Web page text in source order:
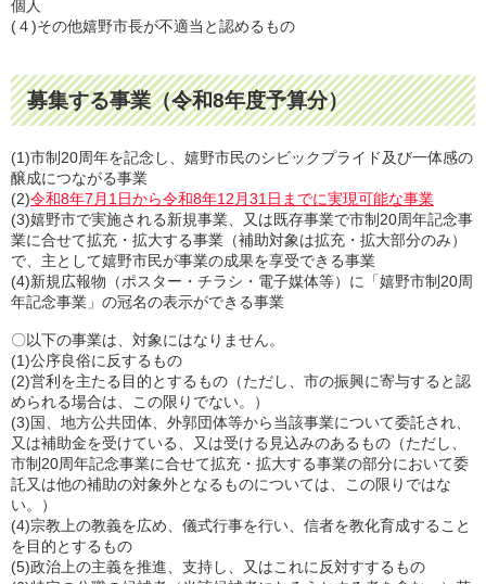
個人
(４)その他嬉野市長が不適当と認めるもの
募集する事業（令和8年度予算分）
(1)市制20周年を記念し、嬉野市民のシビックプライド及び一体感の
醸成につながる事業
(2)令和8年7月1日から令和8年12月31日までに実現可能な事業
(3)嬉野市で実施される新規事業、又は既存事業で市制20周年記念事
業に合せて拡充・拡大する事業（補助対象は拡充・拡大部分のみ）
で、主として嬉野市民が事業の成果を享受できる事業
(4)新規広報物（ポスター・チラシ・電子媒体等）に「嬉野市制20周
年記念事業」の冠名の表示ができる事業
〇以下の事業は、対象にはなりません。
(1)公序良俗に反するもの
(2)営利を主たる目的とするもの（ただし、市の振興に寄与すると認
められる場合は、この限りでない。）
(3)国、地方公共団体、外郭団体等から当該事業について委託され、
又は補助金を受けている、又は受ける見込みのあるもの（ただし、
市制20周年記念事業に合せて拡充・拡大する事業の部分において委
託又は他の補助の対象外となるものについては、この限りではな
い。）
(4)宗教上の教義を広め、儀式行事を行い、信者を教化育成すること
を目的とするもの
(5)政治上の主義を推進、支持し、又はこれに反対すするもの